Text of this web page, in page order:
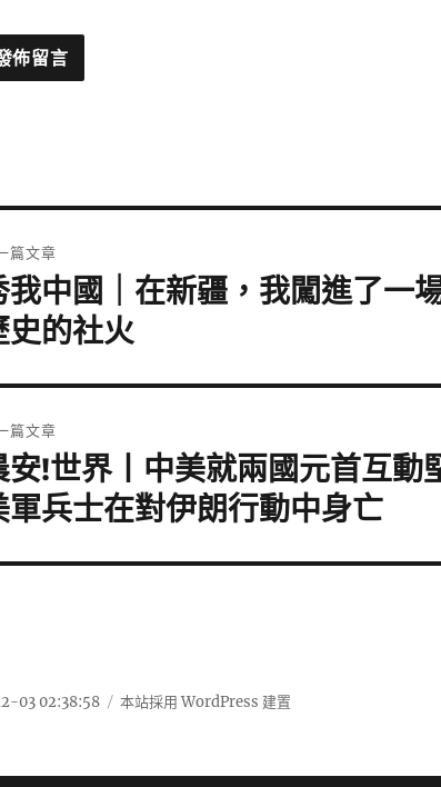
篇文章
我中國｜在新疆，我闖進了一
史的社火
篇文章
安!世界丨中美就兩國元首互
軍兵士在對伊朗行動中身亡
03 02:38:58 本站採用 WordPress 建置